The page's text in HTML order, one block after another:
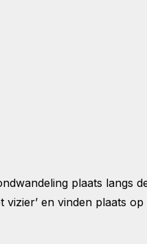
plaats langs
en vinden plaats